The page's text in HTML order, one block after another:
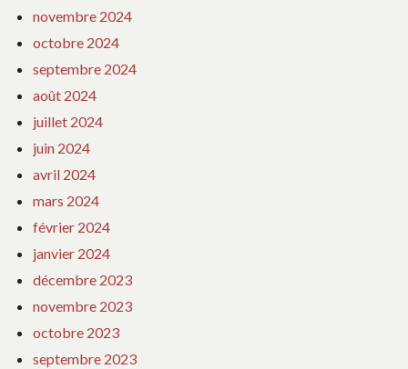
novembre 2024
octobre 2024
septembre 2024
août 2024
juillet 2024
juin 2024
avril 2024
mars 2024
février 2024
janvier 2024
décembre 2023
novembre 2023
octobre 2023
septembre 2023